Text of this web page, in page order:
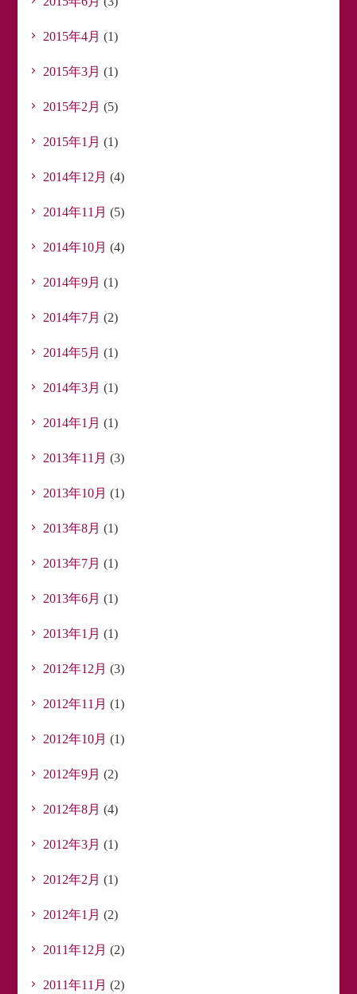
2015年4月 (1)
2015年3月 (1)
2015年2月 (5)
2015年1月 (1)
2014年12月 (4)
2014年11月 (5)
2014年10月 (4)
2014年9月 (1)
2014年7月 (2)
2014年5月 (1)
2014年3月 (1)
2014年1月 (1)
2013年11月 (3)
2013年10月 (1)
2013年8月 (1)
2013年7月 (1)
2013年6月 (1)
2013年1月 (1)
2012年12月 (3)
2012年11月 (1)
2012年10月 (1)
2012年9月 (2)
2012年8月 (4)
2012年3月 (1)
2012年2月 (1)
2012年1月 (2)
2011年12月 (2)
2011年11月 (2)